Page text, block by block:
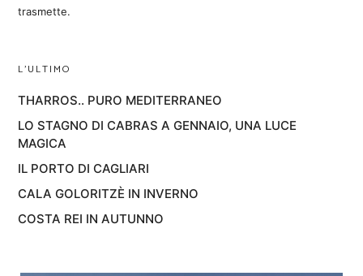
trasmette.
L’ULTIMO
THARROS.. PURO MEDITERRANEO
LO STAGNO DI CABRAS A GENNAIO, UNA LUCE
MAGICA
IL PORTO DI CAGLIARI
CALA GOLORITZÈ IN INVERNO
COSTA REI IN AUTUNNO